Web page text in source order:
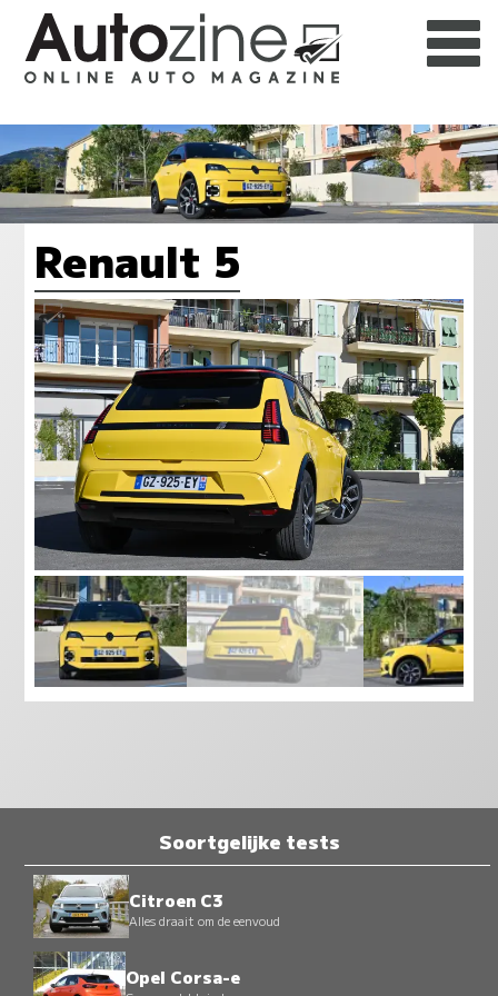
Renault 5
Soortgelijke tests
Citroen C3
Alles draait om de eenvoud
Opel Corsa-e